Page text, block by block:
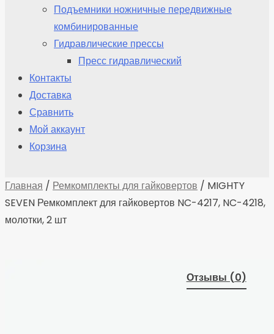
Подъемники ножничные передвижные
комбинированные
Гидравлические прессы
Пресс гидравлический
Контакты
Доставка
Сравнить
Мой аккаунт
Корзина
Главная / Ремкомплекты для гайковертов / MIGHTY
SEVEN Ремкомплект для гайковертов NC-4217, NC-4218,
молотки, 2 шт
Отзывы (0)